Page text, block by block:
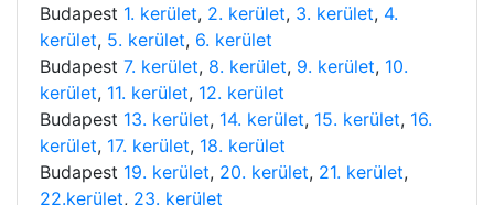
Budapest 1. kerület, 2. kerület, 3. kerület, 4.
kerület, 5. kerület, 6. kerület
Budapest 7. kerület, 8. kerület, 9. kerület, 10.
kerület, 11. kerület, 12. kerület
Budapest 13. kerület, 14. kerület, 15. kerület, 16.
kerület, 17. kerület, 18. kerület
Budapest 19. kerület, 20. kerület, 21. kerület,
22.kerület, 23. kerület